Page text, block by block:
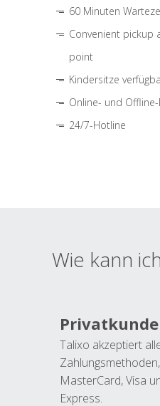
60 Minuten
Convenient pickup
point
Kindersitze
Online- und
24/7-Hotline
Wie kann
Talixo akzeptiert
MasterCard, Visa
Express.